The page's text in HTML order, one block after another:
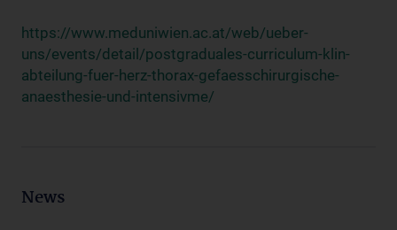
https://www.meduniwien.ac.at/web/ueber-
uns/events/detail/postgraduales-curriculum-klin-
abteilung-fuer-herz-thorax-gefaesschirurgische-
anaesthesie-und-intensivme/
News